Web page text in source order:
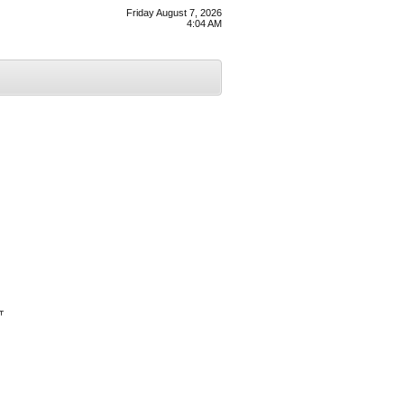
Friday August 7, 2026
4:04 AM